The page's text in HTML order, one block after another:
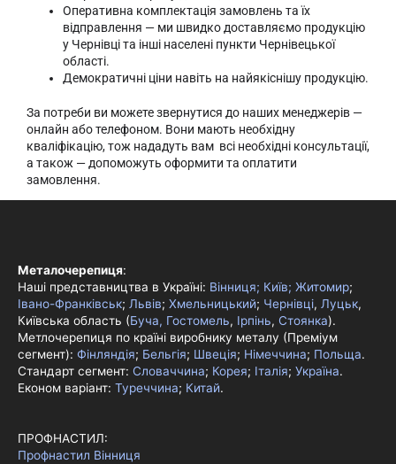
Оперативна комплектація замовлень та їх
відправлення — ми швидко доставляємо продукцію
у Чернівці та інші населені пункти Чернівецької
області.
Демократичні ціни навіть на найякіснішу продукцію.
За потреби ви можете звернутися до наших менеджерів —
онлайн або телефоном. Вони мають необхідну
кваліфікацію, тож нададуть вам всі необхідні консультації,
а також — допоможуть оформити та оплатити
замовлення.
Металочерепиця:
Наші представництва в Україні: Вінниця; Київ; Житомир;
Івано-Франківськ; Львів; Хмельницький; Чернівці, Луцьк,
Київська область (Буча, Гостомель, Ірпінь, Стоянка).
Метлочерепиця по країні виробнику металу (Преміум
сегмент): Фінляндія; Бельгія; Швеція; Німеччина; Польща.
Стандарт сегмент: Словаччина; Корея; Італія; Україна.
Економ варіант: Туреччина; Китай.
ПРОФНАСТИЛ:
Профнастил Вінниця